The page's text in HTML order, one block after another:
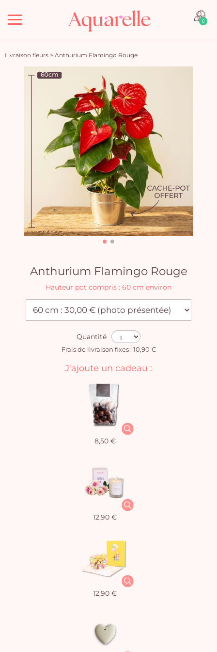
Menu 0
Livraison fleurs > Anthurium Flamingo Rouge
Anthurium Flamingo Rouge
Hauteur pot compris : 60 cm environ
Quantité
Frais de livraison fixes : 10,90 €
J'ajoute un cadeau :
8,50 €
12,90 €
12,90 €